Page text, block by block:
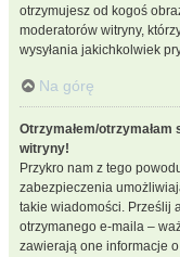
otrzymujesz od kogoś
moderatorów witryny,
wysyłania jakichkolwiek
Na górę
Otrzymałem/
witryny!
Przykro nam z tego
zabezpieczenia
takie wiadomości. Prześlij
otrzymanego e-maila –
zawierają one informacje